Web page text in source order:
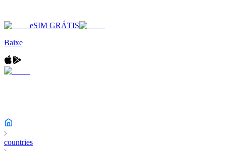
eSIM GRÁTIS
Baixe
countries